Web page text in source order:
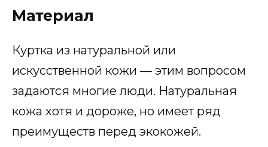
Материал
Куртка из натуральной или
искусственной кожи — этим вопросом
задаются многие люди. Натуральная
кожа хотя и дороже, но имеет ряд
преимуществ перед экокожей.